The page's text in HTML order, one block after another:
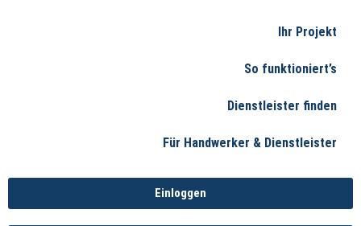
Ihr Projekt
So funktioniert’s
Dienstleister finden
Für Handwerker & Dienstleister
Einloggen